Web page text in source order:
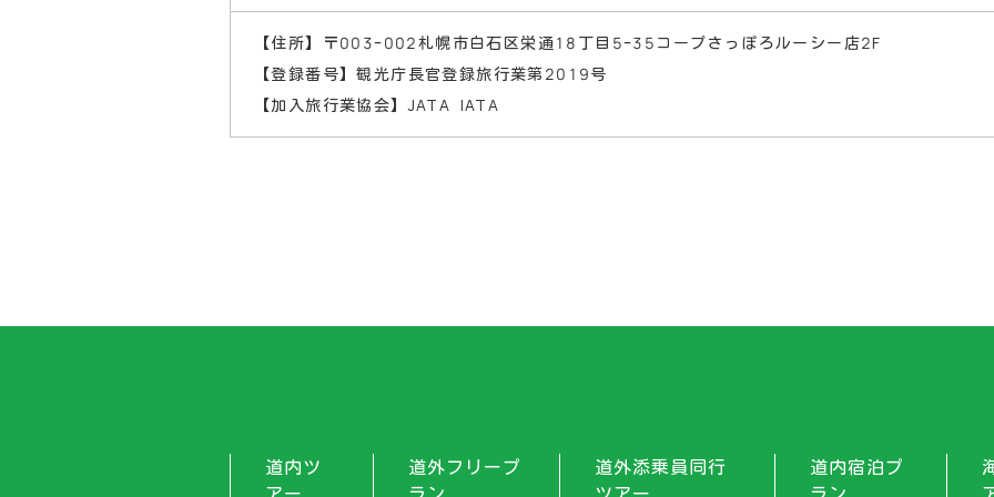
【住所】〒003-002 札幌市白石区栄通18丁目5-35 コープさっぽろルーシー店2F
【登録番号】観光庁長官登録旅行業第2019号
【加入旅行業協会】JATA IATA
道内ツ
道外フリープ
道外添乗員同行
道内宿泊プ